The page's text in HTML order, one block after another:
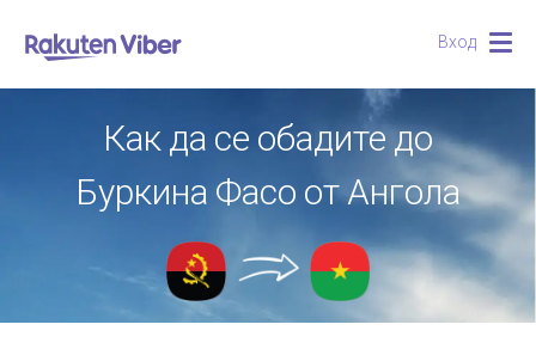
Вход
Как да се обадите до
Буркина Фасо от Ангола